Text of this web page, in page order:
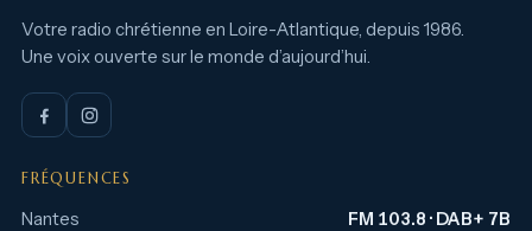
Votre radio chrétienne en Loire-Atlantique, depuis 1986.
Une voix ouverte sur le monde d’aujourd’hui.
FRÉQUENCES
Nantes FM 103.8 · DAB+ 7B